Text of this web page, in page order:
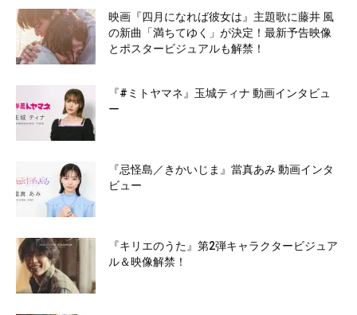
映画『四月になれば彼女は』主題歌に藤井 風
の新曲「満ちてゆく」が決定！最新予告映像
とポスタービジュアルも解禁！
『#ミトヤマネ』玉城ティナ 動画インタビュ
ー
『忌怪島／きかいじま』當真あみ 動画インタ
ビュー
『キリエのうた』第2弾キャラクタービジュア
ル＆映像解禁！